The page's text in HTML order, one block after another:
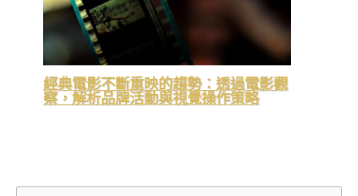
經典電影不斷重映的趨勢：透過電影觀
察，解析品牌活動與視覺操作策略